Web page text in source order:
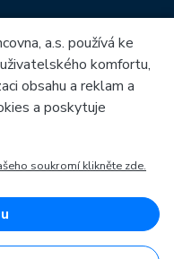
a.s. používá ke
komfortu,
obsahu a reklam a
a poskytuje
soukromí klikněte zde.